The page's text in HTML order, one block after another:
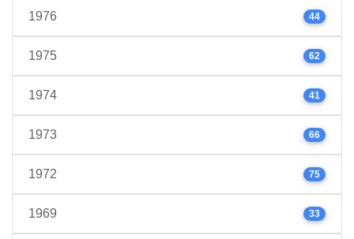
1976 44
1975 62
1974 41
1973 66
1972 75
1969 33